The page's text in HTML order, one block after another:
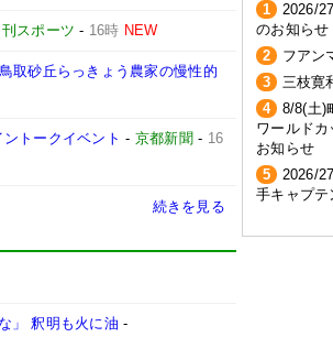
刊スポーツ - 16時 NEW
取砂丘らっきょう農家の慢性的
トークイベント - 京都新聞 - 16
続きを見る
」 釈明も火に油 -
1
2026/
のお知らせ
2
フアン
3
三枝寛
4
8/8(土)
ワールド
お知らせ
5
2026/
手キャプテ